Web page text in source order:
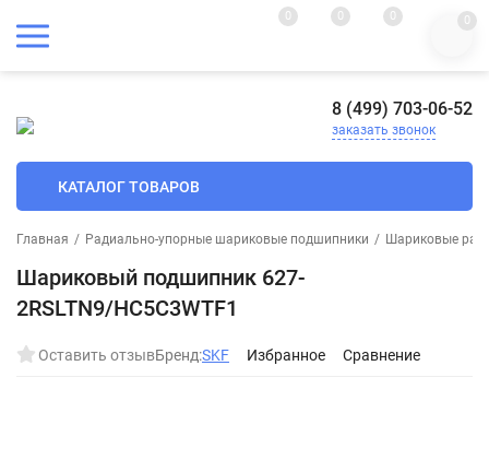
0 0 0 0
8 (499) 703-06-52
заказать звонок
КАТАЛОГ ТОВАРОВ
Главная / Радиально-упорные шариковые подшипники / Шариковые
Шариковый подшипник 627-
2RSLTN9/HC5C3WTF1
Оставить отзывБренд:SKF Избранное Сравнение